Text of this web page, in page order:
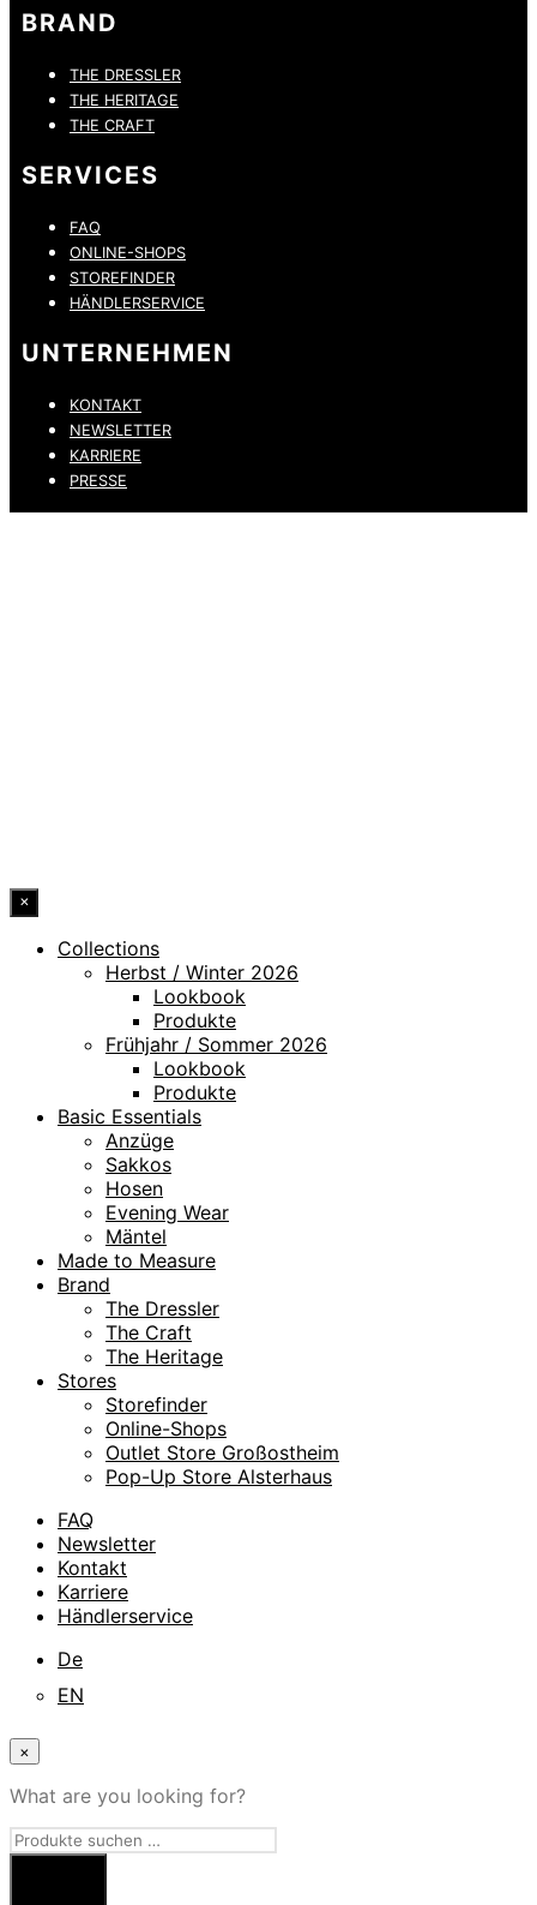
BRAND
THE DRESSLER
THE HERITAGE
THE CRAFT
SERVICES
FAQ
ONLINE-SHOPS
STOREFINDER
HÄNDLERSERVICE
UNTERNEHMEN
KONTAKT
NEWSLETTER
KARRIERE
PRESSE
×
Collections
Herbst / Winter 2026
Lookbook
Produkte
Frühjahr / Sommer 2026
Lookbook
Produkte
Basic Essentials
Anzüge
Sakkos
Hosen
Evening Wear
Mäntel
Made to Measure
Brand
The Dressler
The Craft
The Heritage
Stores
Storefinder
Online-Shops
Outlet Store Großostheim
Pop-Up Store Alsterhaus
FAQ
Newsletter
Kontakt
Karriere
Händlerservice
De
EN
×
What are you looking for?